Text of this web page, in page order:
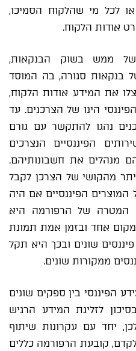
לכל מי שהלקוח הסמיכו,
אודות הלקוח.
ממש בשוק הבנקאות,
בנקאות סגורה, בה המוסד
את המידע אודות הלקוח,
הינו של הצרכנים. עד
נהגו להתקשר עם גורם
הפיננסיים הנצרכים
מנהלים את חשבונותיהם.
מהקושי של הצרכן לקבל
הפיננסיים אם היה
המטרה של הרפורמה היא
אחד ובזמן אמת תמונת
שונים ובכך היא תקל
ממקורות שונים.
הפיננסי בין ספקים שונים
לזליגת המידע הרגיש
יחד עם עקרונות שיתוף
קובעת הרפורמה כללים